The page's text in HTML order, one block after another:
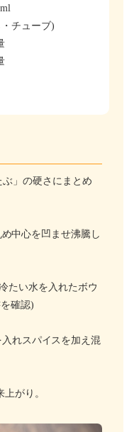
チューブ)
」の硬さにまとめ
中心を凹ませ沸騰し
たい水を入れたボウ
確認)
れスパイスを加え混
がり。